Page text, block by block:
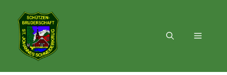
Inhalt
springen
Menü